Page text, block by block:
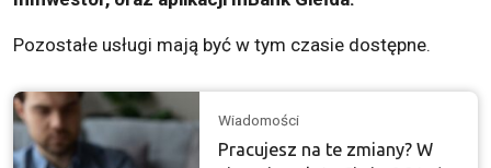
Pozostałe usługi mają być w tym czasie dostępne.
Wiadomości
Pracujesz na te zmiany? W